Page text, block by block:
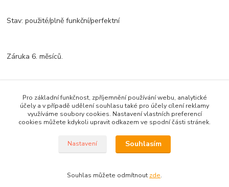
Stav: použité/plně funkční/perfektní
Záruka 6. měsíců.
Zboží zařazeno v kategoriích
Chlazení - chladiče, fan...
Pro základní funkčnost, zpříjemnění používání webu, analytické
účely a v případě udělení souhlasu také pro účely cílení reklamy
využíváme soubory cookies. Nastavení vlastních preferencí
cookies můžete kdykoli upravit odkazem ve spodní části stránek.
Nastavení Souhlasím
Souhlas můžete odmítnout zde.